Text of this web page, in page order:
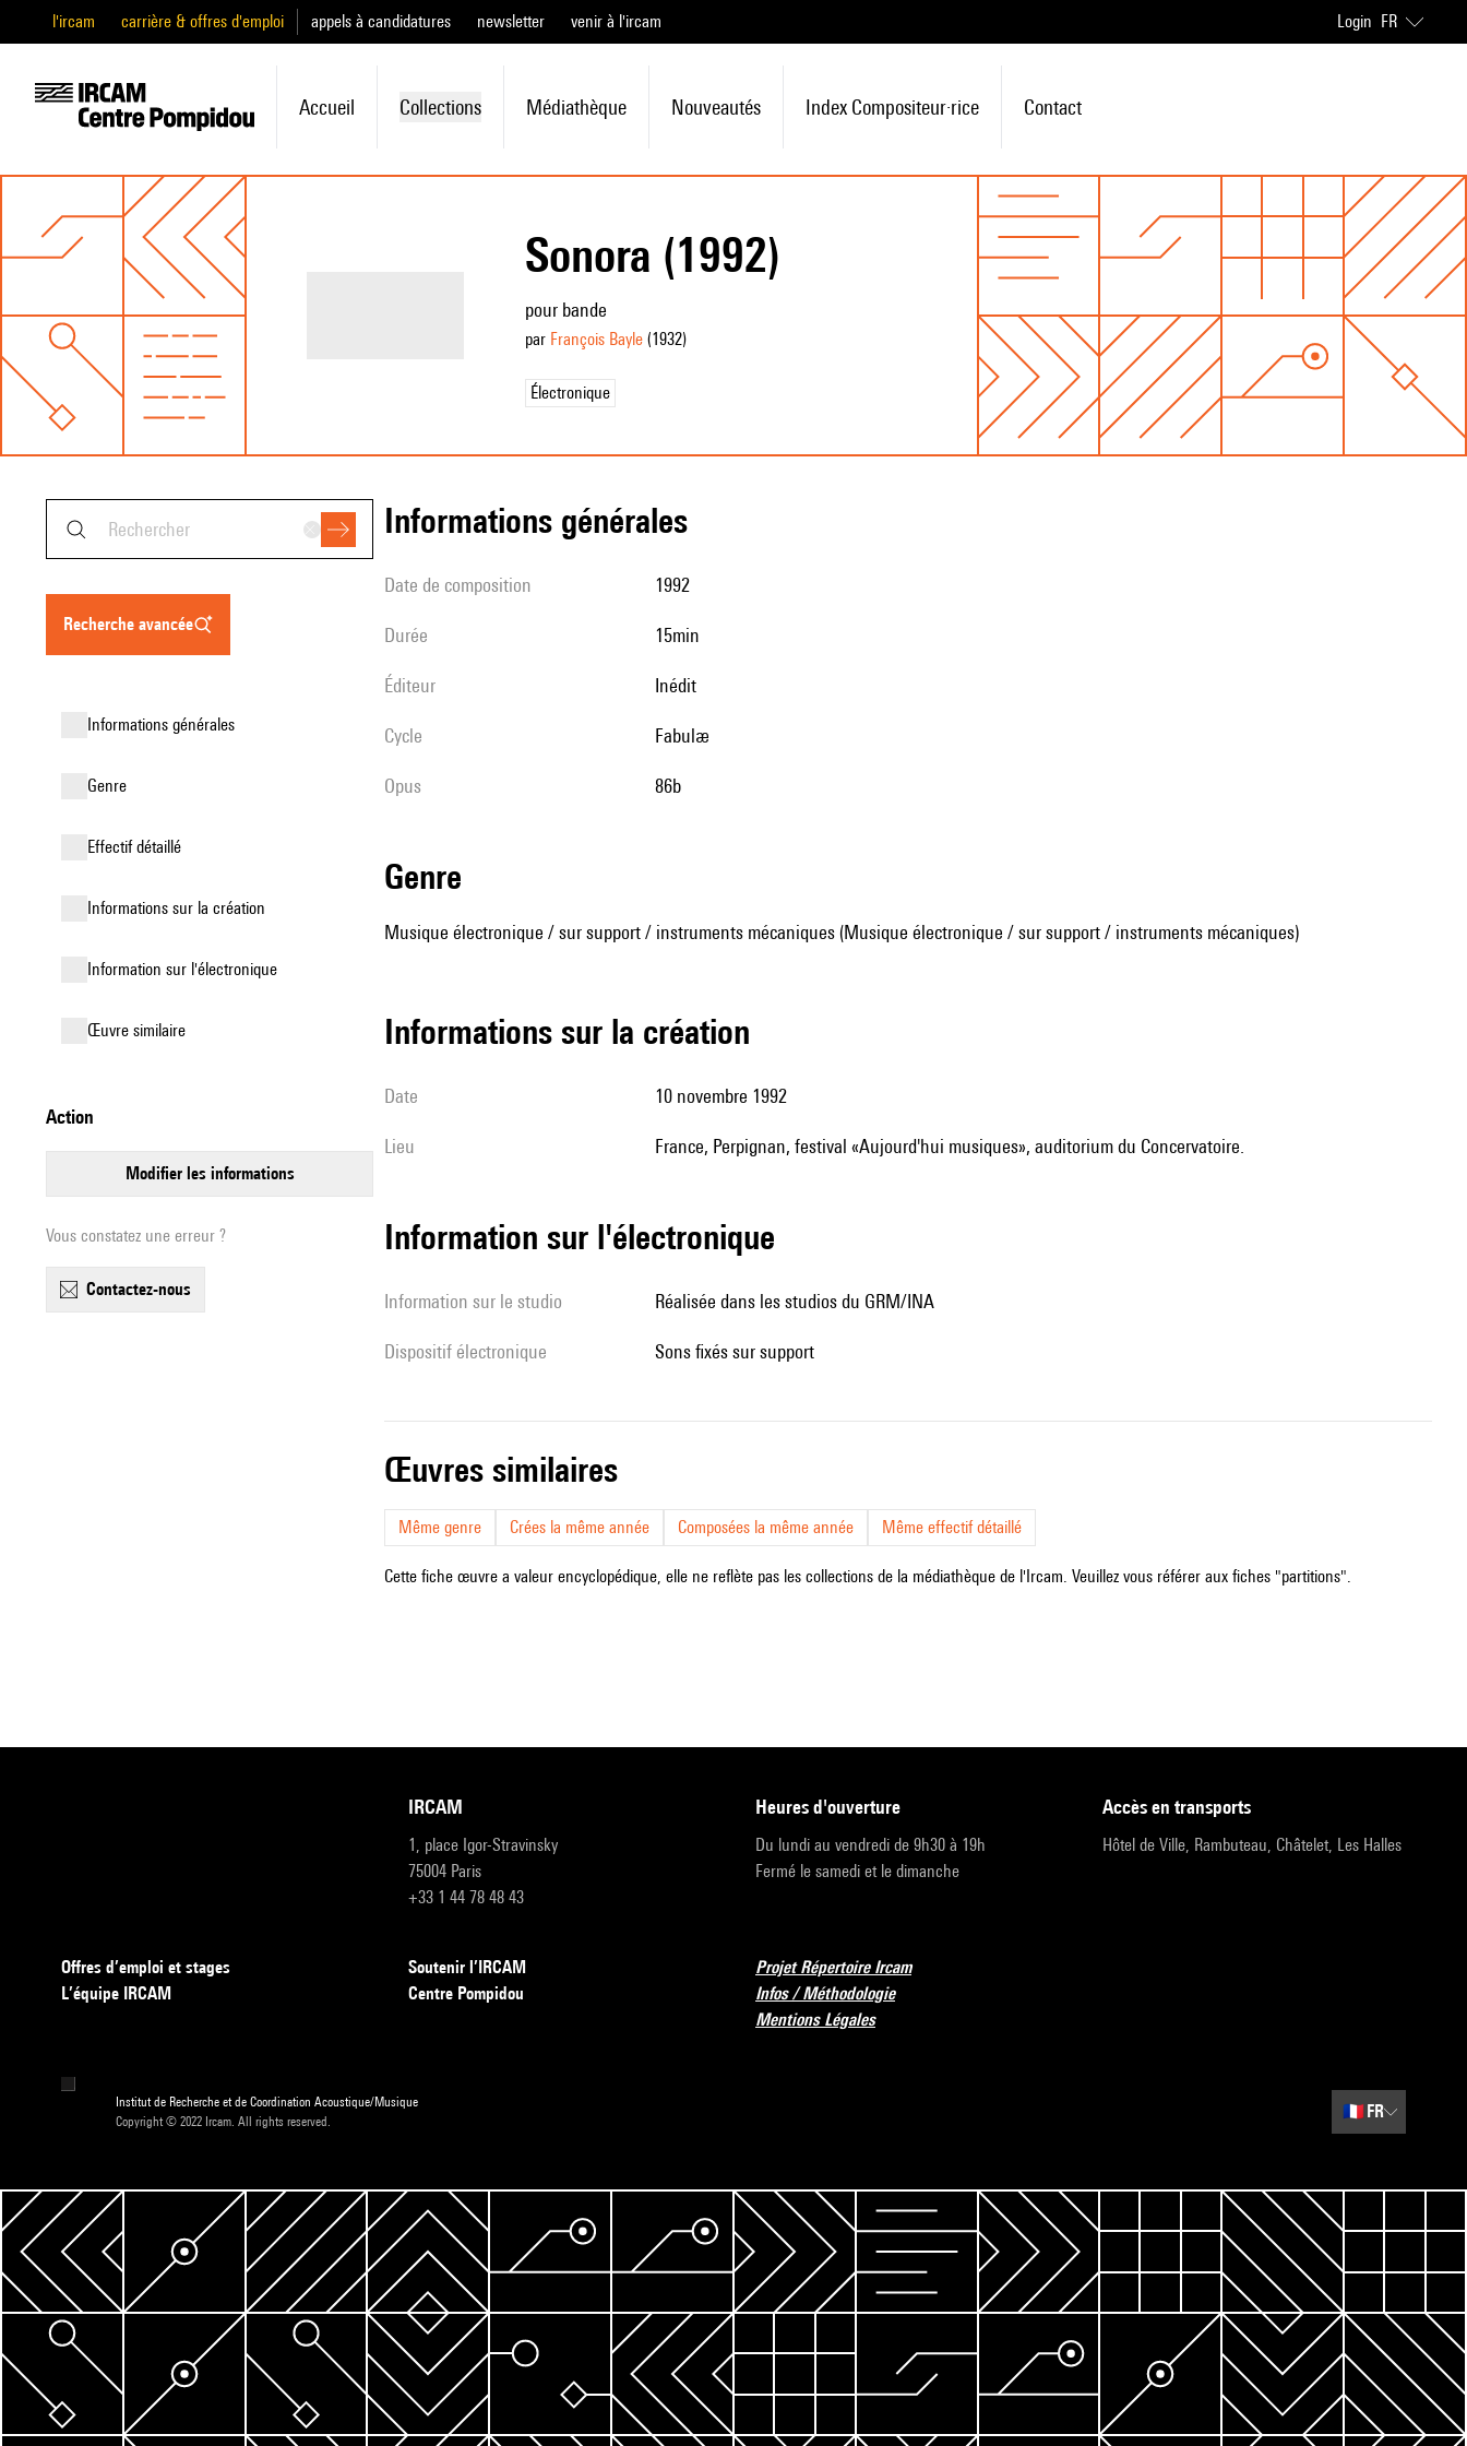
l'ircam carrière & offres d'emploi appels à candidatures newsletter venir à l'ircam Login FR
Accueil Collections Médiathèque Nouveautés Index Compositeur·rice Contact
Sonora (1992)
pour bande
par François Bayle(1932)
Électronique
recherche avancée
informations générales
genre
effectif détaillé
informations sur la création
Information sur l'électronique
œuvre similaire
action
modifier les informations
Vous constatez une erreur ?
contactez-nous
informations générales
date de composition 1992
durée 15min
éditeur Inédit
Cycle Fabulæ
Opus 86b
genre
Musique électronique / sur support / instruments mécaniques (Musique électronique / sur support / instruments mécaniques)
informations sur la création
date 10 novembre 1992
lieu France, Perpignan, festival «Aujourd'hui musiques», auditorium du Concervatoire.
Information sur l'électronique
Information sur le studio Réalisée dans les studios du GRM/INA
Dispositif électronique sons fixés sur support
œuvres similaires
Même genre Crées la même année Composées la même année Même effectif détaillé
Cette fiche œuvre a valeur encyclopédique, elle ne reflète pas les collections de la médiathèque de l'Ircam. Veuillez vous référer aux fiches "partitions".
IRCAM
1, place Igor-Stravinsky
75004 Paris
+33 1 44 78 48 43
heures d'ouverture
Du lundi au vendredi de 9h30 à 19h
Fermé le samedi et le dimanche
accès en transports
Hôtel de Ville, Rambuteau, Châtelet, Les Halles
Offres d’emploi et stages
L’équipe IRCAM
Soutenir l’IRCAM
Centre Pompidou
Projet Répertoire Ircam
Infos / Méthodologie
Mentions Légales
Institut de Recherche et de Coordination Acoustique/Musique
Copyright © 2022 Ircam. All rights reserved.
🇫🇷 FR